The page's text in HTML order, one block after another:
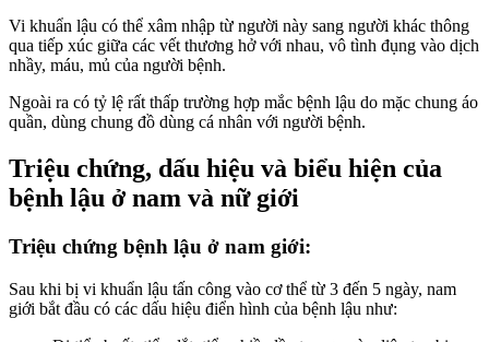
Vi khuẩn lậu có thể xâm nhập từ người này sang người khác thông
qua tiếp xúc giữa các vết thương hở với nhau, vô tình đụng vào dịch
nhầy, máu, mủ của người bệnh.
Ngoài ra có tỷ lệ rất thấp trường hợp mắc bệnh lậu do mặc chung áo
quần, dùng chung đồ dùng cá nhân với người bệnh.
Triệu chứng, dấu hiệu và biểu hiện của
bệnh lậu ở nam và nữ giới
Triệu chứng bệnh lậu ở nam giới:
Sau khi bị vi khuẩn lậu tấn công vào cơ thể từ 3 đến 5 ngày, nam
giới bắt đầu có các dấu hiệu điển hình của bệnh lậu như: